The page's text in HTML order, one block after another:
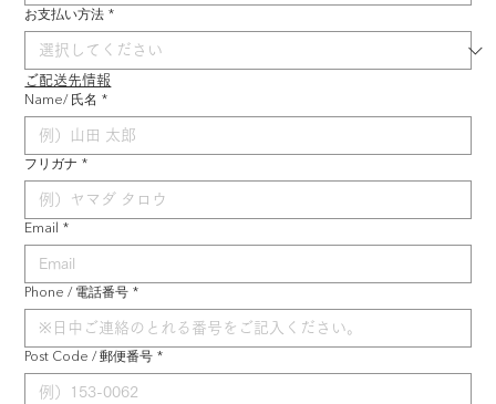
お支払い方法 *
ご配送先情報
Name/ 氏名 *
フリガナ *
Email *
Phone / 電話番号 *
Post Code / 郵便番号 *